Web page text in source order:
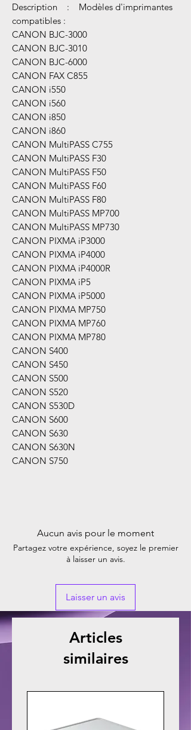
Description : Modèles d'imprimantes
compatibles :
CANON BJC-3000
CANON BJC-3010
CANON BJC-6000
CANON FAX C855
CANON i550
CANON i560
CANON i850
CANON i860
CANON MultiPASS C755
CANON MultiPASS F30
CANON MultiPASS F50
CANON MultiPASS F60
CANON MultiPASS F80
CANON MultiPASS MP700
CANON MultiPASS MP730
CANON PIXMA iP3000
CANON PIXMA iP4000
CANON PIXMA iP4000R
CANON PIXMA iP5
CANON PIXMA iP5000
CANON PIXMA MP750
CANON PIXMA MP760
CANON PIXMA MP780
CANON S400
CANON S450
CANON S500
CANON S520
CANON S530D
CANON S600
CANON S630
CANON S630N
CANON S750
Aucun avis pour le moment
Partagez votre expérience, soyez le premier
à laisser un avis.
Laisser un avis
Articles
similaires